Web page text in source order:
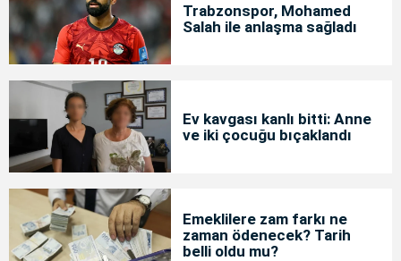
Trabzonspor, Mohamed
Salah ile anlaşma sağladı
Ev kavgası kanlı bitti: Anne
ve iki çocuğu bıçaklandı
Emeklilere zam farkı ne
zaman ödenecek? Tarih
belli oldu mu?